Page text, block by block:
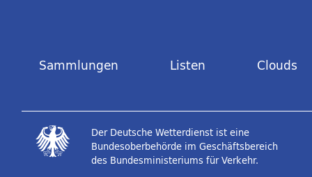
Sammlungen Listen Clouds
Der Deutsche Wetterdienst ist eine
Bundesoberbehörde im Geschäftsbereich
des Bundesministeriums für Verkehr.